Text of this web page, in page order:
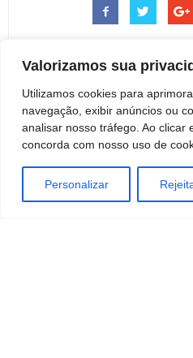
Valorizamos sua
Utilizamos cookies para
navegação, exibir anúncios ou
analisar nosso tráfego. Ao clicar
concorda com nosso uso de
Personalizar
Artigo anterior
Botucatu: Obituário 20 de
dezembro de 2023